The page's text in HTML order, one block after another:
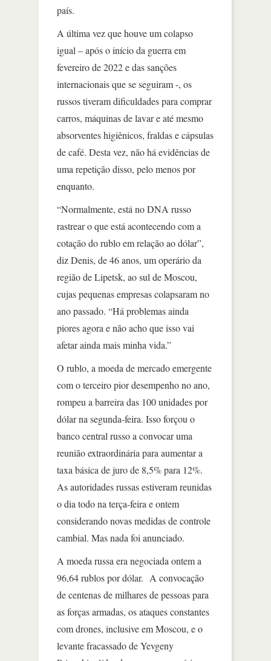
país.
A última vez que houve um colapso
igual – após o início da guerra em
fevereiro de 2022 e das sanções
internacionais que se seguiram -, os
russos tiveram dificuldades para comprar
carros, máquinas de lavar e até mesmo
absorventes higiênicos, fraldas e cápsulas
de café. Desta vez, não há evidências de
uma repetição disso, pelo menos por
enquanto.
“Normalmente, está no DNA russo
rastrear o que está acontecendo com a
cotação do rublo em relação ao dólar”,
diz Denis, de 46 anos, um operário da
região de Lipetsk, ao sul de Moscou,
cujas pequenas empresas colapsaram no
ano passado. “Há problemas ainda
piores agora e não acho que isso vai
afetar ainda mais minha vida.”
O rublo, a moeda de mercado emergente
com o terceiro pior desempenho no ano,
rompeu a barreira das 100 unidades por
dólar na segunda-feira. Isso forçou o
banco central russo a convocar uma
reunião extraordinária para aumentar a
taxa básica de juro de 8,5% para 12%.
As autoridades russas estiveram reunidas
o dia todo na terça-feira e ontem
considerando novas medidas de controle
cambial. Mas nada foi anunciado.
A moeda russa era negociada ontem a
96,64 rublos por dólar. A convocação
de centenas de milhares de pessoas para
as forças armadas, os ataques constantes
com drones, inclusive em Moscou, e o
levante fracassado de Yevgeny